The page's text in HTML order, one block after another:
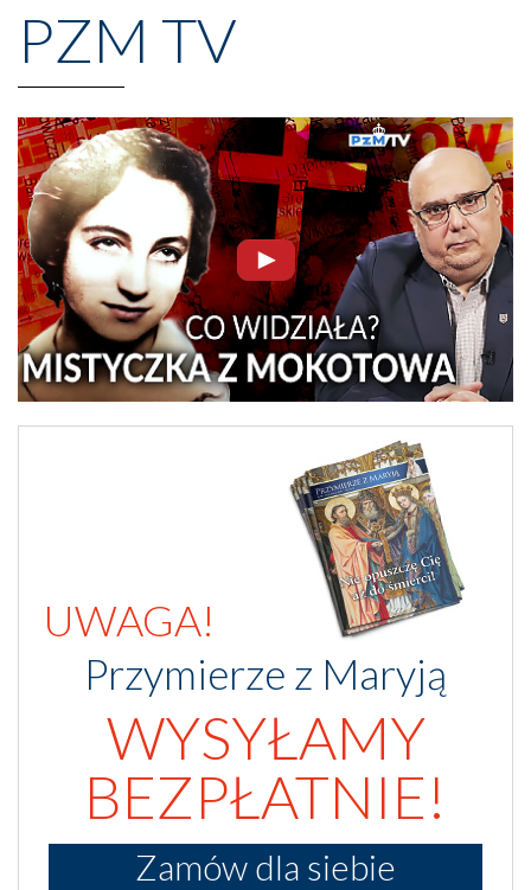
PZM TV
UWAGA!
Przymierze z Maryją
WYSYŁAMY
BEZPŁATNIE!
Zamów dla siebie